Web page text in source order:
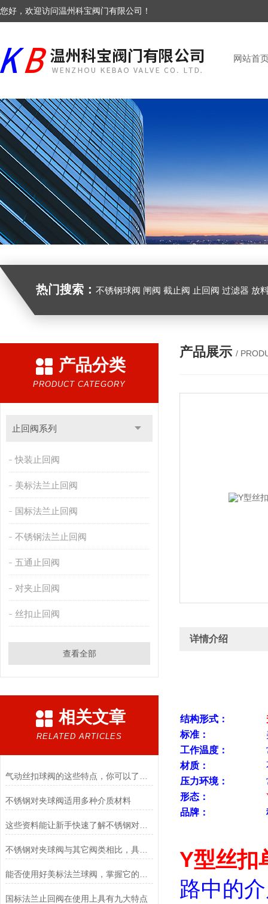
您好，欢迎访问温州科宝阀门有限公司！
网站首
热门搜索： 不锈钢球阀 闸阀 截止阀 止回阀 过滤器 放
产品分类
PRODUCT CATEGORY
止回阀系列
快装止回阀
美标法兰止回阀
国标法兰止回阀
不锈钢法兰止回阀
五通止回阀
对夹止回阀
丝扣止回阀
查看全部
相关文章
RELATED ARTICLES
不锈钢对夹球阀适用多种介质材料
这些资料能让新手快速了解不锈钢对夹球阀
不锈钢对夹球阀与其它阀类相比，具有哪些优点？
国标法兰止回阀在使用上具有九大特点
产品展示 /
详情介绍
结构形式：
标准：
工作温度：
材质：
压力环境：
形态：
品牌：
Y型丝扣
路中的